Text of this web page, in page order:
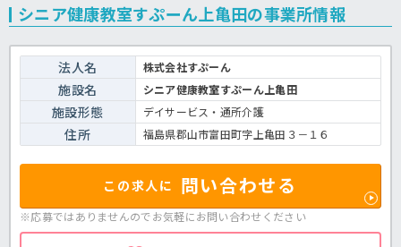
シニア健康教室すぷーん上亀田の事業所情報
法人名 株式会社すぷーん
施設名 シニア健康教室すぷーん上亀田
施設形態 デイサービス・通所介護
住所 福島県郡山市富田町字上亀田３－１６
この求人に 問い合わせる
※応募ではありませんのでお気軽にお問い合わせください